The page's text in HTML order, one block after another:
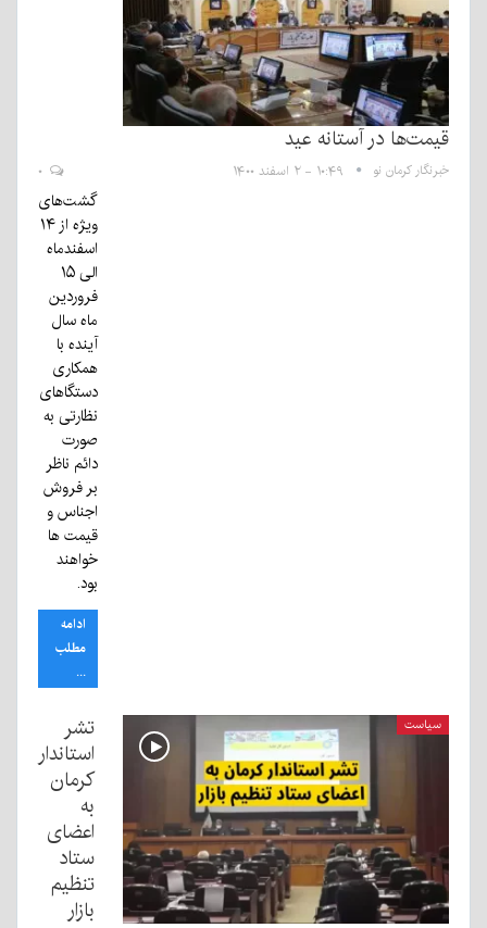
قیمت‌ها در آستانه عید
خبرنگار کرمان نو ۱۰:۴۹ - ۲ اسفند ۱۴۰۰
گشت‌های
ویژه از ۱۴
اسفندماه
الی ۱۵
فروردین
ماه سال
آینده با
همکاری
دستگا‌های
نظارتی به
صورت
دائم ناظر
بر فروش
اجناس و
قیمت ها
خواهند
بود.
ادامه
مطلب
...
سیاست
تشر
استاندار
کرمان
به
اعضای
ستاد
تنظیم
بازار